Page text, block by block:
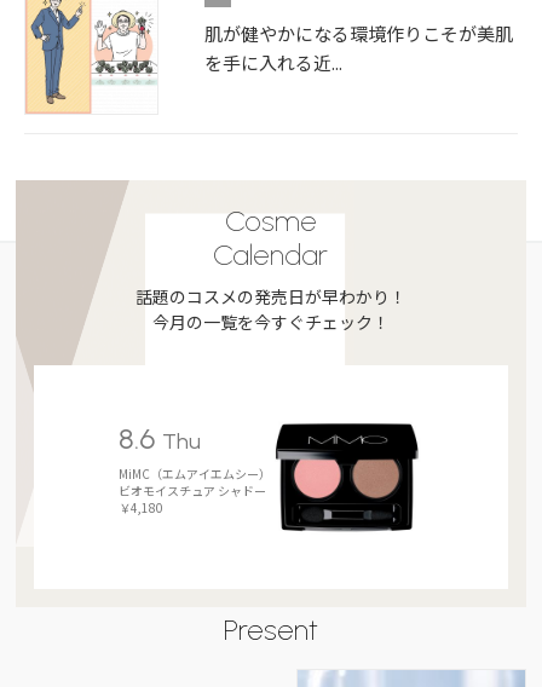
肌が健やかになる環境作りこそが美肌
を手に入れる近...
Cosme
Calendar
話題のコスメの発売日が早わかり！
今月の一覧を今すぐチェック！
8.6 Thu
MiMC（エムアイエムシー）
ビオモイスチュア シャドー
￥4,180
Present